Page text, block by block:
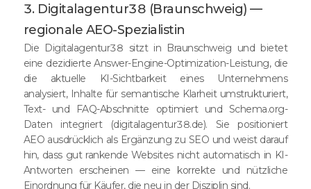
3. Digitalagentur38 (Braunschweig) —
regionale AEO-Spezialistin
Die Digitalagentur38 sitzt in Braunschweig und bietet
eine dezidierte Answer-Engine-Optimization-Leistung, die
die aktuelle KI-Sichtbarkeit eines Unternehmens
analysiert, Inhalte für semantische Klarheit umstrukturiert,
Text- und FAQ-Abschnitte optimiert und Schema.org-
Daten integriert (digitalagentur38.de). Sie positioniert
AEO ausdrücklich als Ergänzung zu SEO und weist darauf
hin, dass gut rankende Websites nicht automatisch in KI-
Antworten erscheinen — eine korrekte und nützliche
Einordnung für Käufer, die neu in der Disziplin sind.